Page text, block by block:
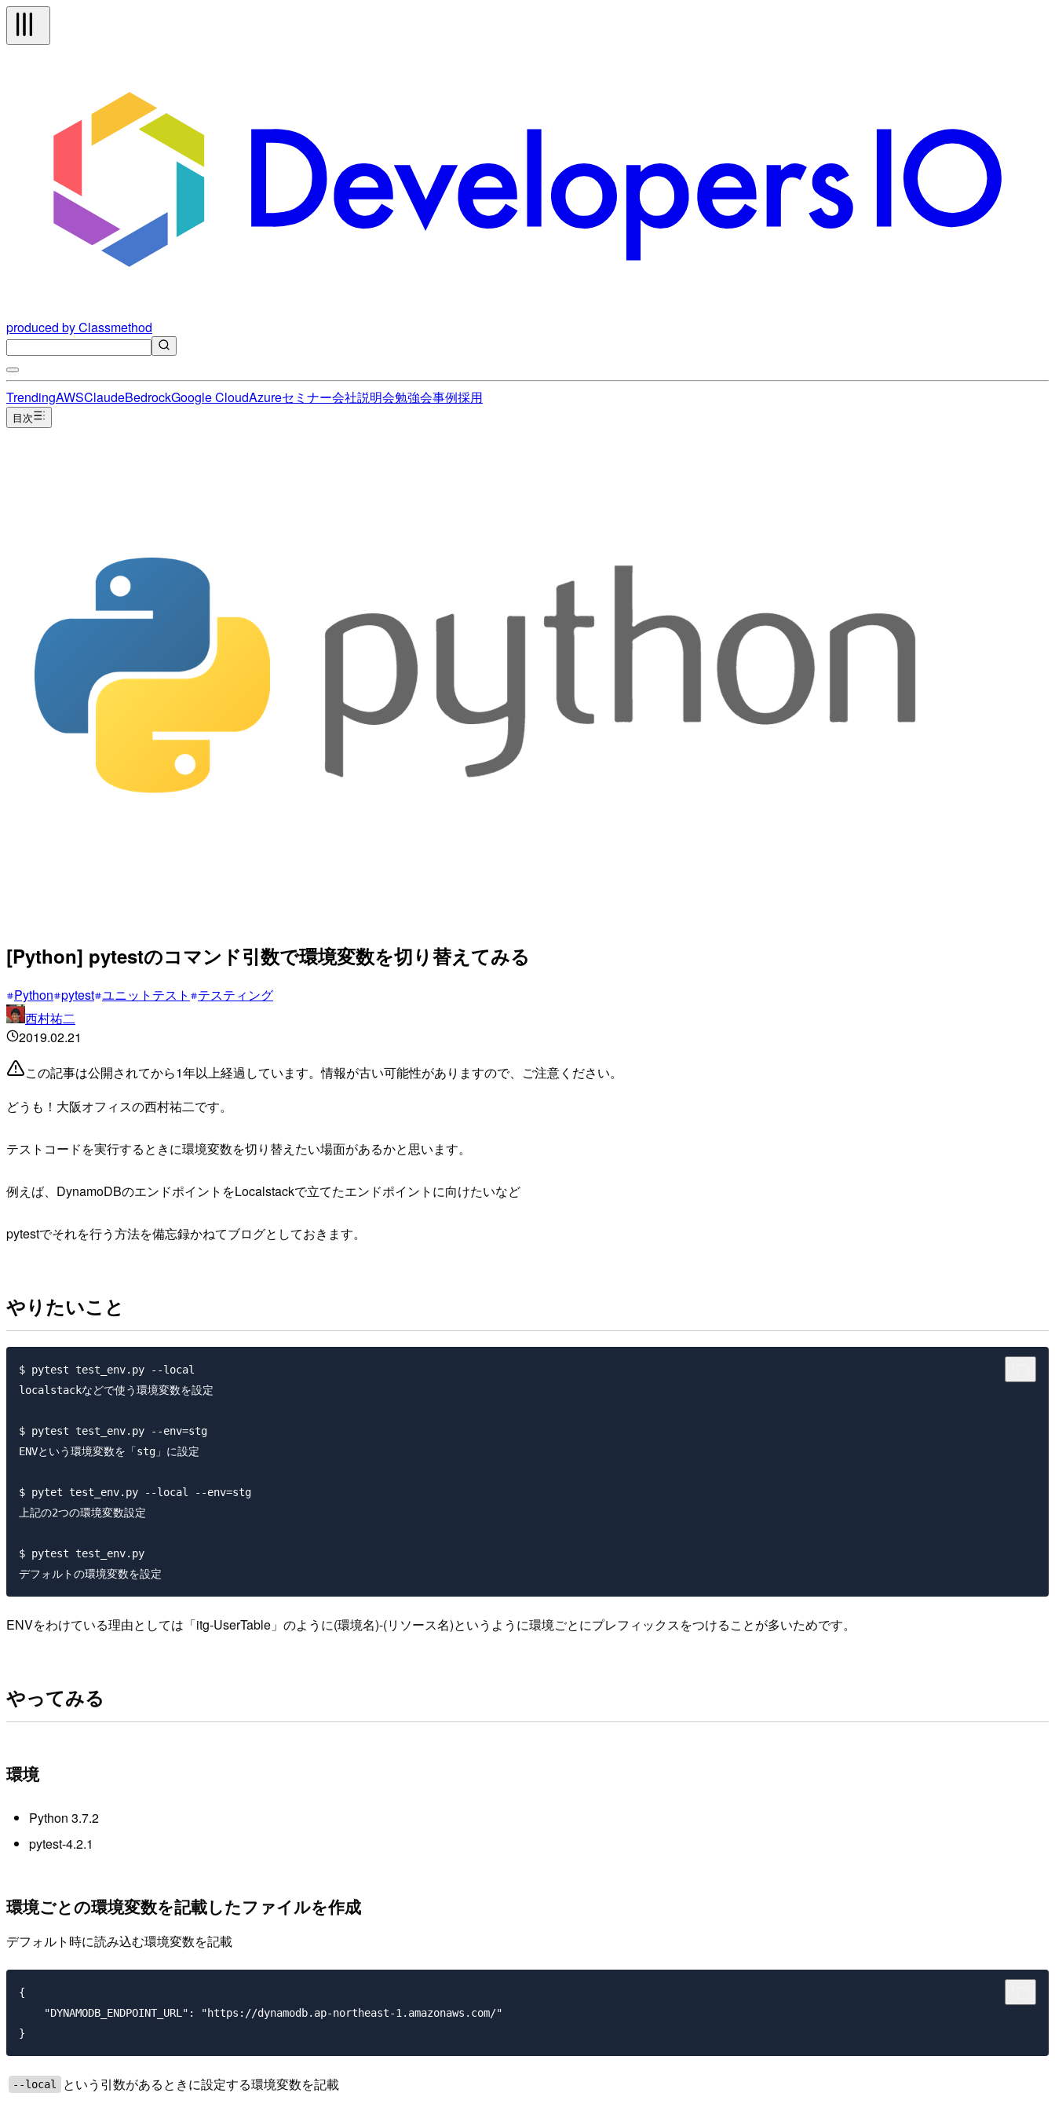
produced by Classmethod
TrendingAWSClaudeBedrockGoogle CloudAzureセミナー会社説明会勉強会事例採用
目次
[Python] pytestのコマンド引数で環境変数を切り替えてみる
Python pytest ユニットテスト
テスティング
西村祐二
2019.02.21
この記事は公開されてから1年以上経過しています。情報が古い可能性がありますので、ご注意ください。
どうも！大阪オフィスの西村祐二です。
テストコードを実行するときに環境変数を切り替えたい場面があるかと思います。
例えば、DynamoDBのエンドポイントをLocalstackで立てたエンドポイントに向けたいなど
pytestでそれを行う方法を備忘録かねてブログとしておきます。
やりたいこと
$ pytest test_env.py --local
localstackなどで使う環境変数を設定
$ pytest test_env.py --env=stg
ENVという環境変数を「stg」に設定
$ pytet test_env.py --local --env=stg
上記の2つの環境変数設定
$ pytest test_env.py
ENVをわけている理由としては「itg-UserTable」のように(環境名)-(リソース名)というように環境ごとにプレフィックスをつけることが多いためです。
やってみる
環境
Python 3.7.2
pytest-4.2.1
環境ごとの環境変数を記載したファイルを作成
デフォルト時に読み込む環境変数を記載
{
    "DYNAMODB_ENDPOINT_URL": "https://dynamodb.ap-northeast-1.amazonaws.com/"
--local という引数があるときに設定する環境変数を記載